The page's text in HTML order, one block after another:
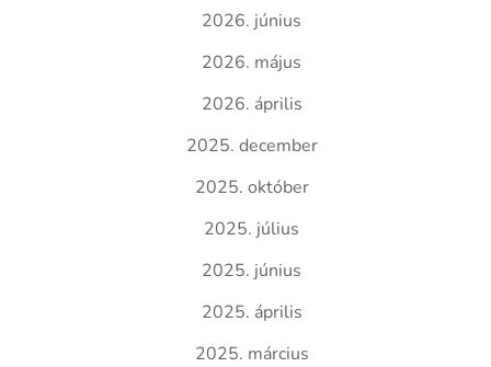
2026. június
2026. május
2026. április
2025. december
2025. október
2025. július
2025. június
2025. április
2025. március